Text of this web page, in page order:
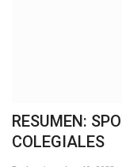
RESUMEN:
COLEGIALES